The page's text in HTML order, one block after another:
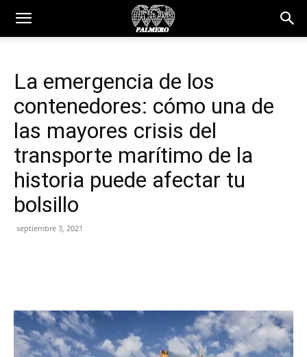
La emergencia de los
contenedores: cómo una de
las mayores crisis del
transporte marítimo de la
historia puede afectar tu
bolsillo
septiembre 3, 2021